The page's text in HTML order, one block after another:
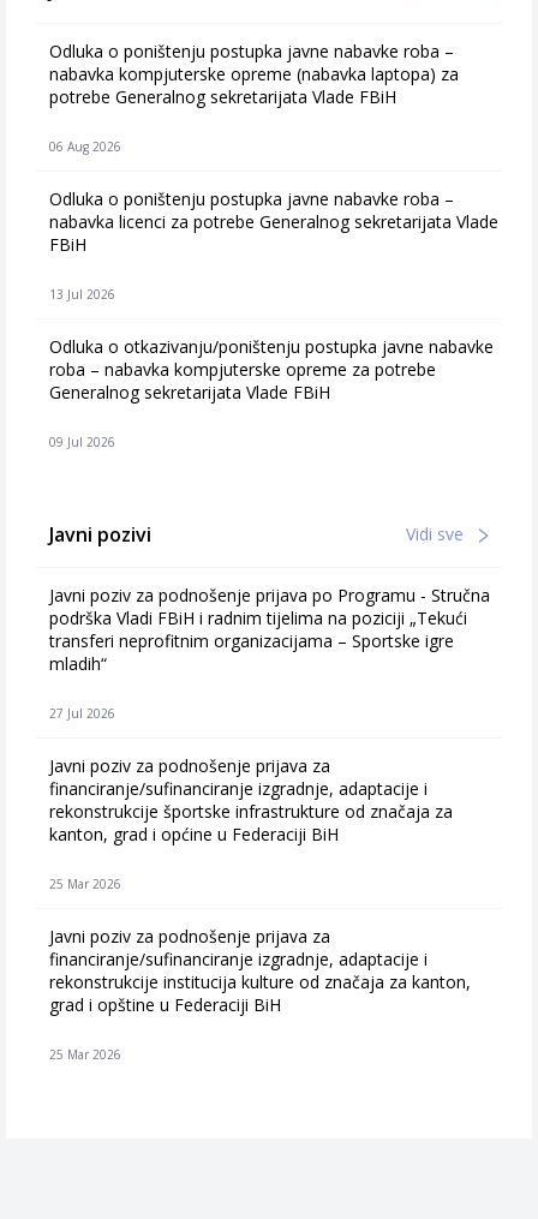
Odluka o poništenju postupka javne nabavke roba –
nabavka kompjuterske opreme (nabavka laptopa) za
potrebe Generalnog sekretarijata Vlade FBiH
06 Aug 2026
Odluka o poništenju postupka javne nabavke roba –
nabavka licenci za potrebe Generalnog sekretarijata Vlade
FBiH
13 Jul 2026
Odluka o otkazivanju/poništenju postupka javne nabavke
roba – nabavka kompjuterske opreme za potrebe
Generalnog sekretarijata Vlade FBiH
09 Jul 2026
Javni pozivi Vidi sve
Javni poziv za podnošenje prijava po Programu - Stručna
podrška Vladi FBiH i radnim tijelima na poziciji „Tekući
transferi neprofitnim organizacijama – Sportske igre
mladih“
27 Jul 2026
Javni poziv za podnošenje prijava za
financiranje/sufinanciranje izgradnje, adaptacije i
rekonstrukcije športske infrastrukture od značaja za
kanton, grad i općine u Federaciji BiH
25 Mar 2026
Javni poziv za podnošenje prijava za
financiranje/sufinanciranje izgradnje, adaptacije i
rekonstrukcije institucija kulture od značaja za kanton,
grad i opštine u Federaciji BiH
25 Mar 2026